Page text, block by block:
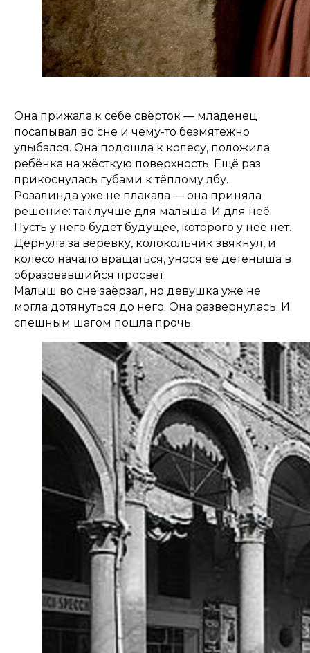
Она прижала к себе свёрток — младенец
посапывал во сне и чему-то безмятежно
улыбался. Она подошла к колесу, положила
ребёнка на жёсткую поверхность. Ещё раз
прикоснулась губами к тёплому лбу.
Розалинда уже не плакала — она приняла
решение: так лучше для малыша. И для неё.
Пусть у него будет будущее, которого у неё нет.
Дёрнула за верёвку, колокольчик звякнул, и
колесо начало вращаться, унося её детёныша в
образовавшийся просвет.
Малыш во сне заёрзал, но девушка уже не
могла дотянуться до него. Она развернулась. И
спешным шагом пошла прочь.